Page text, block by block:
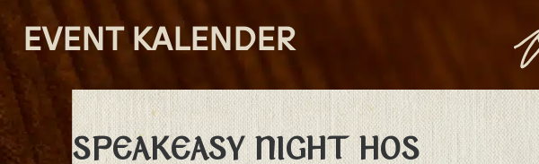
EVENT KALENDER
SPEAKEASY NIGHT HOS